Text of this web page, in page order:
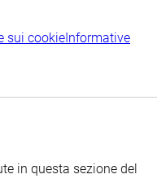
sui cookie Informative
in questa sezione del